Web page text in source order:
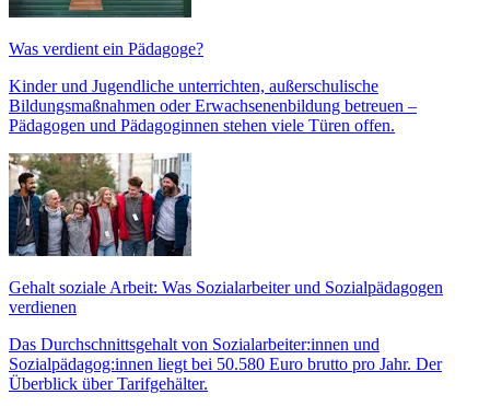
Was verdient ein Pädagoge?
Kinder und Jugendliche unterrichten, außerschulische
Bildungsmaßnahmen oder Erwachsenenbildung betreuen –
Pädagogen und Pädagoginnen stehen viele Türen offen.
Gehalt soziale Arbeit: Was Sozialarbeiter und Sozialpädagogen
verdienen
Das Durchschnittsgehalt von Sozialarbeiter:innen und
Sozialpädagog:innen liegt bei 50.580 Euro brutto pro Jahr. Der
Überblick über Tarifgehälter.